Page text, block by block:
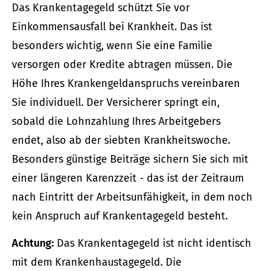
Das Krankentagegeld schützt Sie vor
Einkommensausfall bei Krankheit. Das ist
besonders wichtig, wenn Sie eine Familie
versorgen oder Kredite abtragen müssen. Die
Höhe Ihres Krankengeldanspruchs vereinbaren
Sie individuell. Der Versicherer springt ein,
sobald die Lohnzahlung Ihres Arbeitgebers
endet, also ab der siebten Krankheitswoche.
Besonders günstige Beiträge sichern Sie sich mit
einer längeren Karenzzeit - das ist der Zeitraum
nach Eintritt der Arbeitsunfähigkeit, in dem noch
kein Anspruch auf Krankentagegeld besteht.
Achtung: Das Krankentagegeld ist nicht identisch
mit dem Krankenhaustagegeld. Die